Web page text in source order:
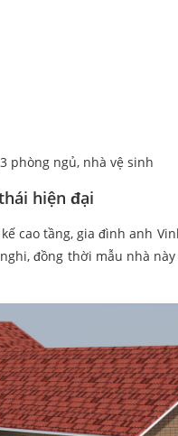
phòng ngủ, nhà vệ sinh
hiện đại
cao tầng, gia đình anh
đồng thời mẫu nhà